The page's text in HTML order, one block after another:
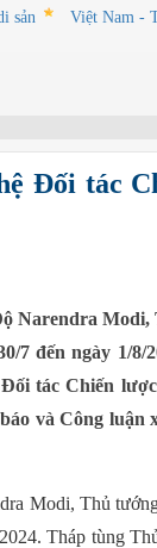
Việt Nam - Thái
Đối tác
Narendra
đến ngày 1/8/
tác Chiến
và Công luận
Modi, Thủ
Tháp tùng